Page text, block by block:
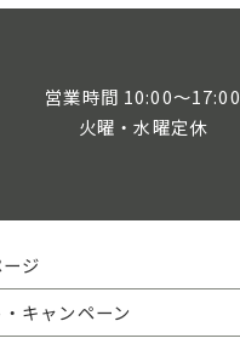
営業時間 10:00～17:00
火曜・水曜定休
ジ
キャンペーン